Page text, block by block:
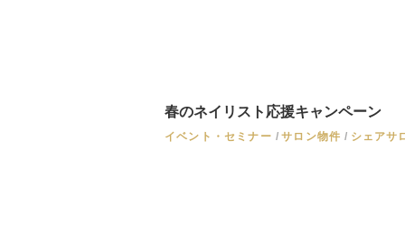
春のネイリスト応援キャンペーン
イベント・セミナー サロン物件 シェアサ